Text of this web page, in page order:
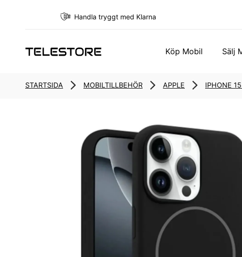
Handla tryggt med Klarna
Köp Mobil Sälj
STARTSIDA MOBILTILLBEHÖR APPLE IPHONE